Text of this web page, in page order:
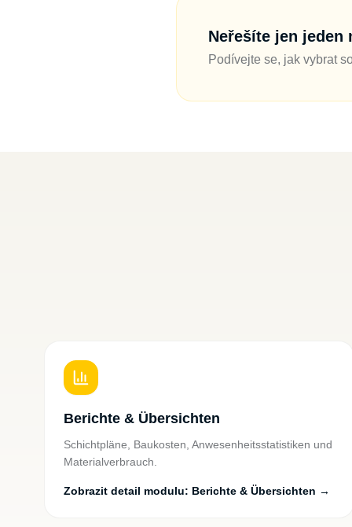
Neřešíte jen jeden
Podívejte se, jak vybrat
Berichte & Übersichten
Schichtpläne, Baukosten, Anwesenheitsstatistiken und
Materialverbrauch.
Zobrazit detail modulu: Berichte & Übersichten →